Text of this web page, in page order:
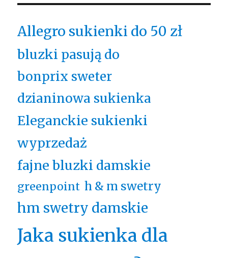
Allegro sukienki do 50 zł
bluzki pasują do
bonprix sweter
dzianinowa sukienka
Eleganckie sukienki
wyprzedaż
fajne bluzki damskie
greenpoint h & m swetry
hm swetry damskie
Jaka sukienka dla